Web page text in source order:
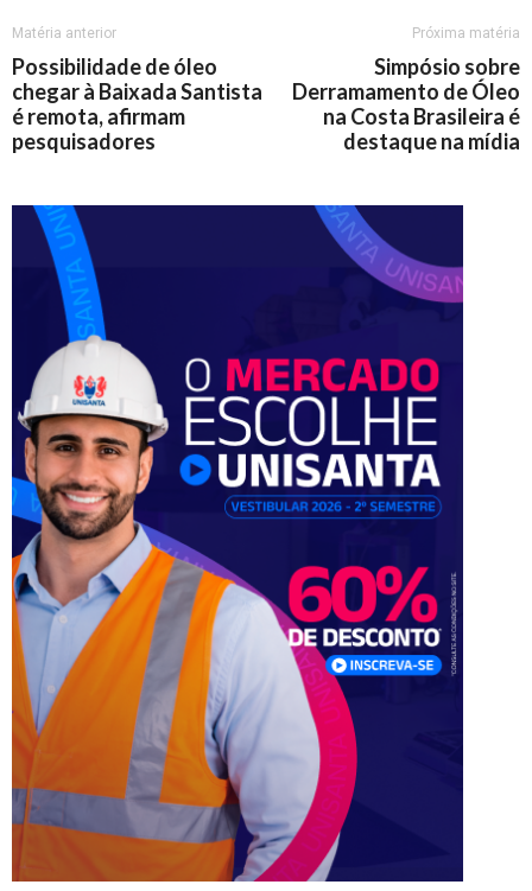
Matéria anterior
Possibilidade de óleo
chegar à Baixada Santista
é remota, afirmam
pesquisadores
Próxima matéria
Simpósio sobre
Derramamento de Óleo
na Costa Brasileira é
destaque na mídia